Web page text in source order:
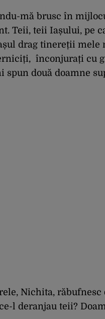
mă brusc în
Teii, teii Iașului, pe
drag tinereții
înconjurați cu
spun două doamne
Nichita, răbufnesc
l deranjau teii?